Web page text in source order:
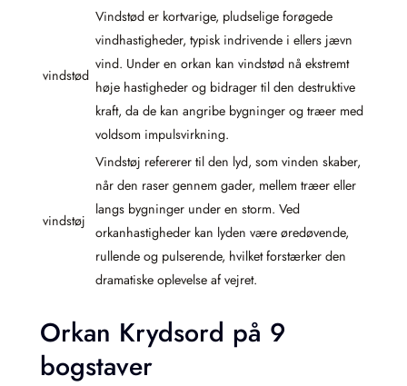
vindstød
Vindstød er kortvarige, pludselige forøgede
vindhastigheder, typisk indrivende i ellers jævn
vind. Under en orkan kan vindstød nå ekstremt
høje hastigheder og bidrager til den destruktive
kraft, da de kan angribe bygninger og træer med
voldsom impulsvirkning.
vindstøj
Vindstøj refererer til den lyd, som vinden skaber,
når den raser gennem gader, mellem træer eller
langs bygninger under en storm. Ved
orkanhastigheder kan lyden være øredøvende,
rullende og pulserende, hvilket forstærker den
dramatiske oplevelse af vejret.
Orkan Krydsord på 9
bogstaver